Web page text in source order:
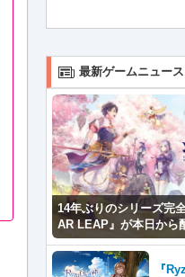
最新ゲームニュース
14年ぶりのシリーズ完
AR LEAP』が本日から
『